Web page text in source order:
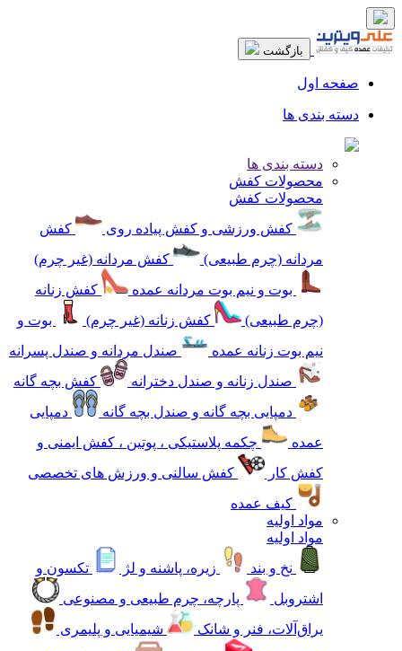
بازگشت
صفحه اول
دسته بندی ها
دسته بندی ها
محصولات کفش
محصولات کفش
کفش ورزشی و کفش پیاده روی
کفش
مردانه (چرم طبیعی)
کفش مردانه (غیر چرم)
بوت و نیم بوت مردانه عمده
کفش زنانه
(چرم طبیعی)
کفش زنانه (غیر چرم)
بوت و
نیم بوت زنانه عمده
صندل مردانه و صندل پسرانه
صندل زنانه و صندل دخترانه
کفش بچه گانه
دمپایی بچه گانه و صندل بچه گانه
دمپایی
عمده
چکمه پلاستیکی ، پوتین ، کفش ایمنی و
کفش کار
کفش سالنی و ورزش های تخصصی
کیف عمده
مواد اولیه
مواد اولیه
نخ و بند
زیره، پاشنه و لژ
تکسون و
اشتروبل
پارچه، چرم طبیعی و مصنوعی
یراق‌آلات، فنر و شانک
شیمیایی و پلیمری